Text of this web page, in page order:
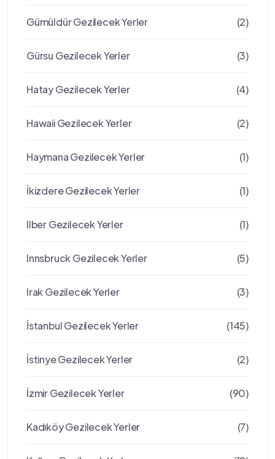
Gümüldür Gezilecek Yerler (2)
Gürsu Gezilecek Yerler (3)
Hatay Gezilecek Yerler (4)
Hawaii Gezilecek Yerler (2)
Haymana Gezilecek Yerler (1)
İkizdere Gezilecek Yerler (1)
Ilber Gezilecek Yerler (1)
Innsbruck Gezilecek Yerler (5)
Irak Gezilecek Yerler (3)
İstanbul Gezilecek Yerler (145)
İstinye Gezilecek Yerler (2)
İzmir Gezilecek Yerler (90)
Kadıköy Gezilecek Yerler (7)